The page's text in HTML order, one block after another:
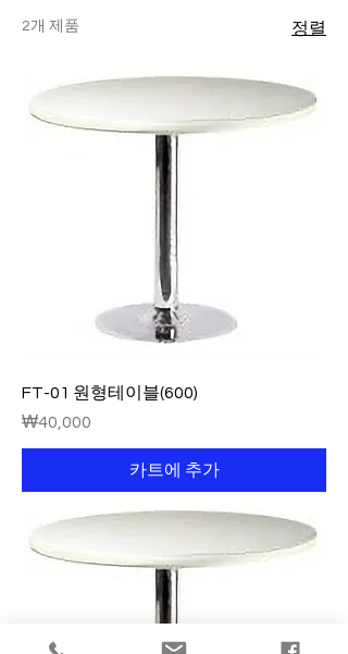
2개 제품 정렬
FT-01 원형테이블(600)
가격
₩40,000
카트에 추가